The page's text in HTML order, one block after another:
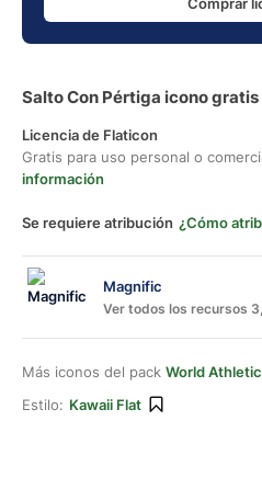
Salto Con Pértiga icono gratis
Licencia de Flaticon
Gratis para uso personal o
información
Se requiere atribución ¿Cómo
Magnific
Ver todos los recursos
Más iconos del pack World
Estilo: Kawaii Flat